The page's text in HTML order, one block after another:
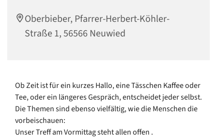
Oberbieber, Pfarrer-Herbert-Köhler-
Straße 1, 56566 Neuwied
Ob Zeit ist für ein kurzes Hallo, eine Tässchen Kaffee oder
Tee, oder ein längeres Gespräch, entscheidet jeder selbst.
Die Themen sind ebenso vielfältig, wie die Menschen die
vorbeischauen:
Unser Treff am Vormittag steht allen offen .